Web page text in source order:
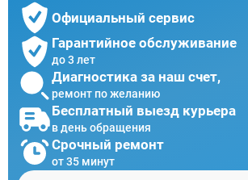
Официальный сервис
Гарантийное обслуживание
до 3 лет
Диагностика за наш счет,
ремонт по желанию
Бесплатный выезд курьера
в день обращения
Срочный ремонт
от 35 минут